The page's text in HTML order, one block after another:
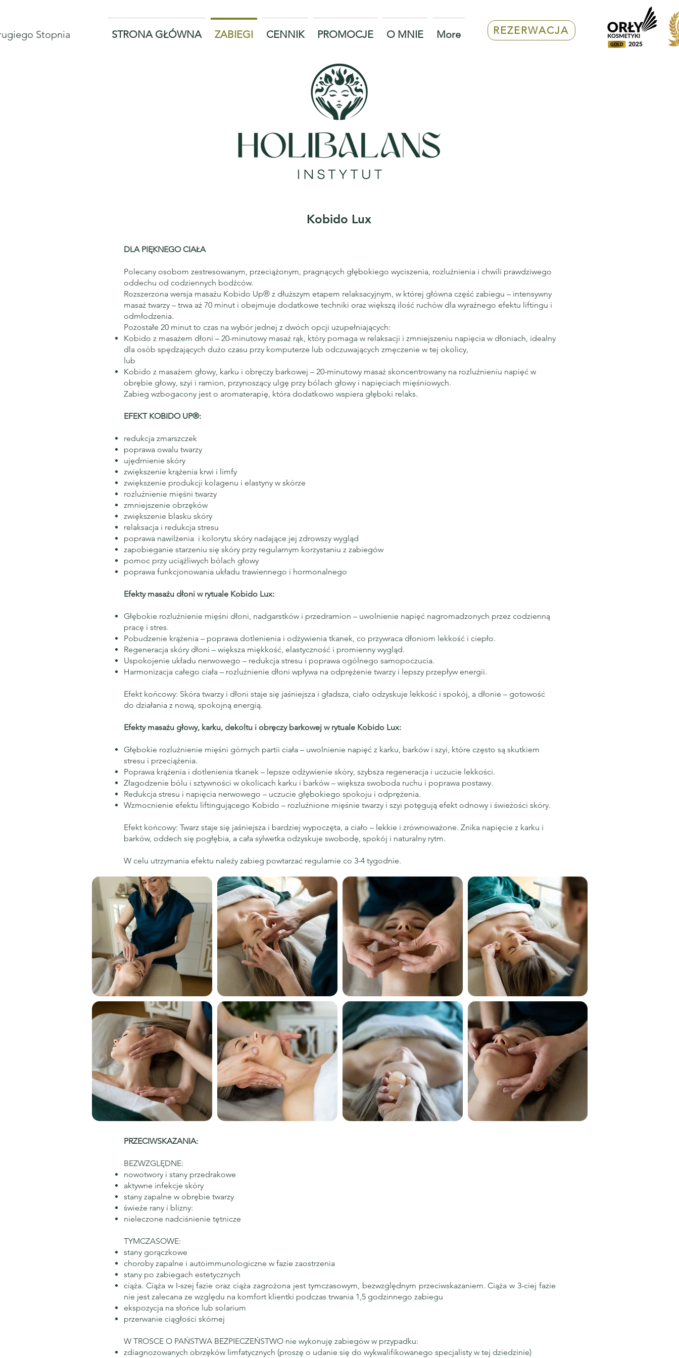
STRONA GŁÓWNA ZABIEGI CENNIK PROMOCJE O MNIE More REZERWACJA
Stopnia
Kobido Lux
DLA PIĘKNEGO CIAŁA
Polecany osobom zestresowanym, przeciążonym, pragnących głębokiego wyciszenia, rozluźnienia i chwili prawdziwego
oddechu od codziennych bodźców.
Rozszerzona wersja masażu Kobido Up® z dłuższym etapem relaksacyjnym, w której główna część zabiegu – intensywny
masaż twarzy – trwa aż 70 minut i obejmuje dodatkowe techniki oraz większą ilość ruchów dla wyraźnego efektu liftingu i
odmłodzenia.
Pozostałe 20 minut to czas na wybór jednej z dwóch opcji uzupełniających:
Kobido z masażem dłoni – 20-minutowy masaż rąk, który pomaga w relaksacji i zmniejszeniu napięcia w dłoniach, idealny
dla osób spędzających dużo czasu przy komputerze lub odczuwających zmęczenie w tej okolicy,
lub
Kobido z masażem głowy, karku i obręczy barkowej – 20-minutowy masaż skoncentrowany na rozluźnieniu napięć w
obrębie głowy, szyi i ramion, przynoszący ulgę przy bólach głowy i napięciach mięśniowych.
Zabieg wzbogacony jest o aromaterapię, która dodatkowo wspiera głęboki relaks.
EFEKT KOBIDO UP®:
redukcja zmarszczek
poprawa owalu twarzy
ujędrnienie skóry
zwiększenie krążenia krwi i limfy
zwiększenie produkcji kolagenu i elastyny w skórze
rozluźnienie mięśni twarzy
zmniejszenie obrzęków
zwiększenie blasku skóry
relaksacja i redukcja stresu
poprawa nawilżenia i kolorytu skóry nadające jej zdrowszy wygląd
zapobieganie starzeniu się skóry przy regularnym korzystaniu z zabiegów
pomoc przy uciążliwych bólach głowy
poprawa funkcjonowania układu trawiennego i hormonalnego
Efekty masażu dłoni w rytuale Kobido Lux:
Głębokie rozluźnienie mięśni dłoni, nadgarstków i przedramion – uwolnienie napięć nagromadzonych przez codzienną
pracę i stres.
Pobudzenie krążenia – poprawa dotlenienia i odżywienia tkanek, co przywraca dłoniom lekkość i ciepło.
Regeneracja skóry dłoni – większa miękkość, elastyczność i promienny wygląd.
Uspokojenie układu nerwowego – redukcja stresu i poprawa ogólnego samopoczucia.
Harmonizacja całego ciała – rozluźnienie dłoni wpływa na odprężenie twarzy i lepszy przepływ energii.
Efekt końcowy: Skóra twarzy i dłoni staje się jaśniejsza i gładsza, ciało odzyskuje lekkość i spokój, a dłonie – gotowość
do działania z nową, spokojną energią.
Efekty masażu głowy, karku, dekoltu i obręczy barkowej w rytuale Kobido Lux:
Głębokie rozluźnienie mięśni górnych partii ciała – uwolnienie napięć z karku, barków i szyi, które często są skutkiem
stresu i przeciążenia.
Poprawa krążenia i dotlenienia tkanek – lepsze odżywienie skóry, szybsza regeneracja i uczucie lekkości.
Złagodzenie bólu i sztywności w okolicach karku i barków – większa swoboda ruchu i poprawa postawy.
Redukcja stresu i napięcia nerwowego – uczucie głębokiego spokoju i odprężenia.
Wzmocnienie efektu liftingującego Kobido – rozluźnione mięśnie twarzy i szyi potęgują efekt odnowy i świeżości skóry.
Efekt końcowy: Twarz staje się jaśniejsza i bardziej wypoczęta, a ciało – lekkie i zrównoważone. Znika napięcie z karku i
barków, oddech się pogłębia, a cała sylwetka odzyskuje swobodę, spokój i naturalny rytm.
W celu utrzymania efektu należy zabieg powtarzać regularnie co 3-4 tygodnie.
PRZECIWSKAZANIA:
BEZWZGLĘDNE:
nowotwory i stany przedrakowe
aktywne infekcje skóry
stany zapalne w obrębie twarzy
świeże rany i blizny:
nieleczone nadciśnienie tętnicze
TYMCZASOWE:​
stany gorączkowe
choroby zapalne i autoimmunologiczne w fazie zaostrzenia
stany po zabiegach estetycznych
ciąża. Ciąża w I-szej fazie oraz ciąża zagrożona jest tymczasowym, bezwzględnym przeciwskazaniem. Ciąża w 3-ciej fazie
nie jest zalecana ze względu na komfort klientki podczas trwania 1,5 godzinnego zabiegu
ekspozycja na słońce lub solarium
przerwanie ciągłości skórnej
W TROSCE O PAŃSTWA BEZPIECZEŃSTWO nie wykonuję zabiegów w przypadku:
zdiagnozowanych obrzęków limfatycznych (proszę o udanie się do wykwalifikowanego specjalisty w tej dziedzinie)